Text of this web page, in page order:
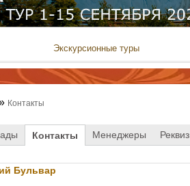
Экскурсионные туры
Контакты
Контакты Менеджеры
Бульвар